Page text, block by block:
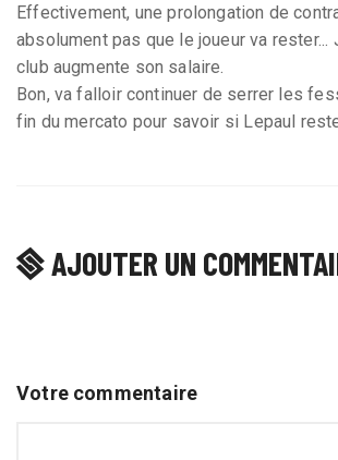
Effectivement, une prolongation de
absolument pas que le joueur va rester...
club augmente son salaire.
Bon, va falloir continuer de serrer les
fin du mercato pour savoir si Lepaul
AJOUTER UN
Votre commentaire